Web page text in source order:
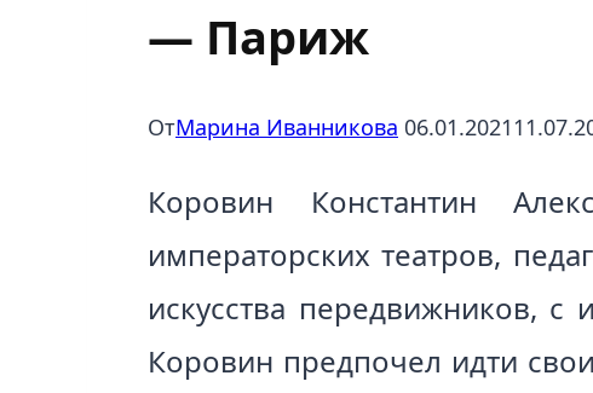
— Париж
ОтМарина Иванникова 06.01.2021
Коровин Константин
императорских театров,
искусства передвижников,
Коровин предпочел идти